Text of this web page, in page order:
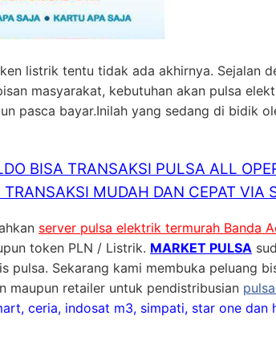
listrik tentu tidak ada akhirnya. Sejalan
masyarakat, kebutuhan akan pulsa
pasca bayar.Inilah yang sedang di bidik
BISA TRANSAKSI PULSA ALL
TRANSAKSI MUDAH DAN CEPAT VIA
server pulsa elektrik termurah Banda
token PLN / Listrik. MARKET PULSA
pulsa. Sekarang kami membuka peluang
maupun retailer untuk pendistribusian
ceria, indosat m3, simpati, star one dan